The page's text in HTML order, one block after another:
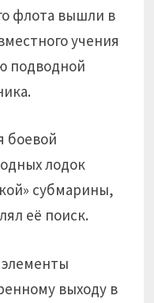
флота вышли в
учения
подводной
боевой
лодок
субмарины,
её поиск.
выходу в